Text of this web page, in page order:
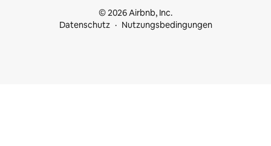
© 2026 Airbnb, Inc.
Datenschutz
Nutzungsbedingungen